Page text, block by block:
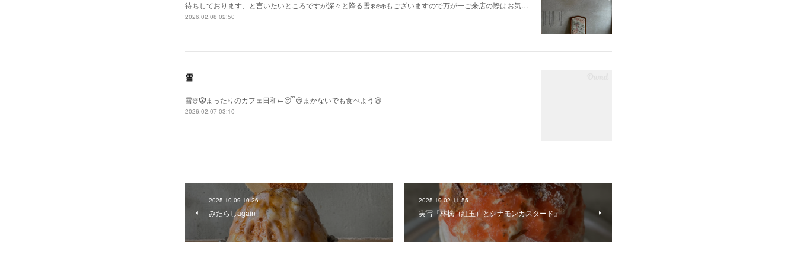
待ちしております、と言いたいところですが深々と降る雪❄️❄️❄️もございますので万が一ご来店の際はお気…
2026.02.08 02:50
雪
雪☃️🤡まったりのカフェ日和←😴😪まかないでも食べよう😆
2026.02.07 03:10
2025.10.09 10:26
みたらしagain
2025.10.02 11:55
実写『林檎（紅玉）とシナモンカスタード』